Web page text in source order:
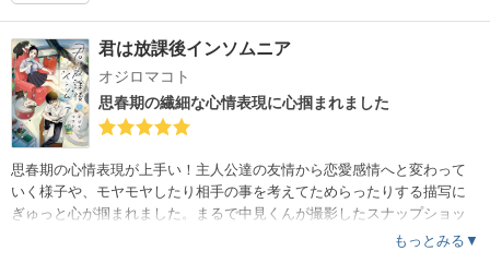
君は放課後インソムニア
オジロマコト
思春期の繊細な心情表現に心掴まれました
思春期の心情表現が上手い！主人公達の友情から恋愛感情へと変わって
いく様子や、モヤモヤしたり相手の事を考えてためらったりする描写に
ぎゅっと心が掴まれました。まるで中見くんが撮影したスナップショッ
トの様な絵で表現されているのも新鮮でした。能登の美しい風景も、曲
もっとみる▼